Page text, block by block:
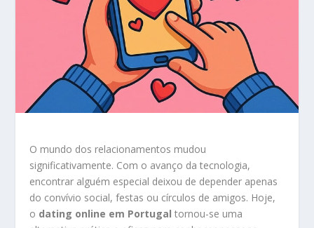
O mundo dos relacionamentos mudou
significativamente. Com o avanço da tecnologia,
encontrar alguém especial deixou de depender apenas
do convívio social, festas ou círculos de amigos. Hoje,
o dating online em Portugal tornou-se uma